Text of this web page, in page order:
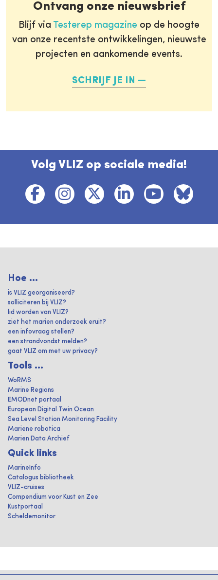
Ontvang onze nieuwsbrief
Blijf via Testerep magazine op de hoogte
van onze recentste ontwikkelingen, nieuwste
projecten en aankomende events.
SCHRIJF JE IN
Volg VLIZ op sociale media!
Hoe ...
is VLIZ georganiseerd?
solliciteren bij VLIZ?
lid worden van VLIZ?
ziet het marien onderzoek eruit?
een infovraag stellen?
een strandvondst melden?
gaat VLIZ om met uw privacy?
Tools ...
WoRMS
Marine Regions
EMODnet portaal
European Digital Twin Ocean
Sea Level Station Monitoring Facility
Mariene robotica
Marien Data Archief
Quick links
MarineInfo
Catalogus bibliotheek
VLIZ-cruises
Compendium voor Kust en Zee
Kustportaal
Scheldemonitor